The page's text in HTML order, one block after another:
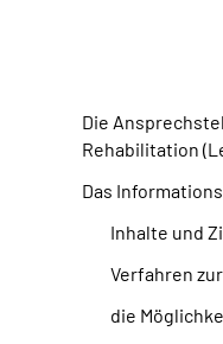
Die
Rehabilitation
Das
Inhalte und
Verfahren
die